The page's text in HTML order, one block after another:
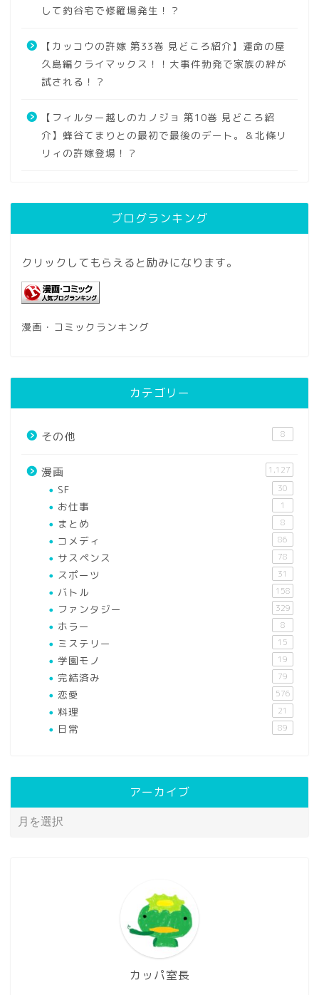
して釣谷宅で修羅場発生！？
【カッコウの許嫁 第33巻 見どころ紹介】運命の屋
久島編クライマックス！！大事件勃発で家族の絆が
試される！？
【フィルター越しのカノジョ 第10巻 見どころ紹
介】蜂谷てまりとの最初で最後のデート。＆北條リ
リィの許嫁登場！？
ブログランキング
クリックしてもらえると励みになります。
漫画・コミックランキング
カテゴリー
その他 8
漫画 1,127
SF 30
お仕事 1
まとめ 8
コメディ 86
サスペンス 78
スポーツ 31
バトル 158
ファンタジー 329
ホラー 8
ミステリー 15
学園モノ 19
完結済み 79
恋愛 576
料理 21
日常 89
アーカイブ
カッパ室長